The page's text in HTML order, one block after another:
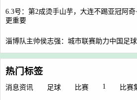
6.3号：第2成烫手山芋，大连不踢亚冠阿
更重要
淄博队主帅侯志强：城市联赛助力中国足
热门标签
消息资讯 足球 比赛 1 比赛